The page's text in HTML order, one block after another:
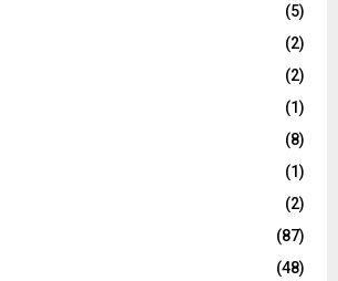
(5)
(2)
(2)
(1)
(8)
(1)
(2)
(87)
(48)